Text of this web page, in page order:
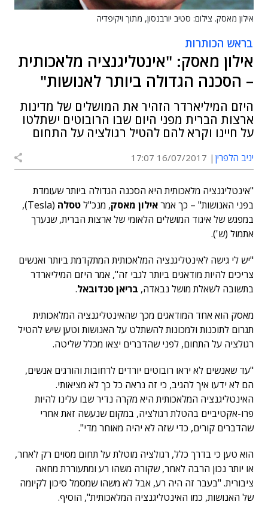
אילון מאסק. צילום: סטיב יורבנסון, מתוך ויקיפדיה
בראש הכותרות
אילון מאסק: "אינטליגנציה מלאכותית
– הסכנה הגדולה ביותר לאנושות"
היזם המיליארדר הזהיר את המושלים של מדינות
ארצות הברית מפני היום שבו הרובוטים ישתלטו
על חיינו וקרא להם להטיל רגולציה על התחום
יניב הלפרין 16/07/2017 17:07
"אינטליגנציה מלאכותית היא הסכנה הגדולה ביותר שעומדת
בפני האנושות" – כך אמראילון מאסק, מנכ"לטסלה
(Tesla),
במפגש של איגוד המושלים הלאומי של ארצות הברית, שנערך
אתמול (ש').
"יש לי גישה לאינטליגנציה המלאכותית המתקדמת ביותר ואנשים
צריכים להיות מודאגים ביותר לגבי זה", אמר היזם המיליארדר
בתשובה לשאלת מושל נבאדה, בריאן סנדובאל.
מאסק הוא אחד המודאגים מכך שהאינטליגנציה המלאכותית
תגרום לתוכנות ולמכונות להשתלט על האנושות וטען שיש להטיל
רגולציה על התחום, לפני שהדברים יצאו מכלל שליטה.
"עד שאנשים לא יראו רובוטים יורדים לרחובות והורגים אנשים,
הם לא ידעו איך להגיב, כי זה נראה כל כך לא מציאותי.
האינטליגנציה המלאכותית היא מקרה נדיר שבו עלינו להיות
פרו-אקטיביים בהטלת רגולציה, במקום שנעשה זאת אחרי
שהדברים קורים, כדי שזה לא יהיה מאוחר מדי".
הוא טען כי בדרך כלל, רגולציה מוטלת על תחום מסוים רק לאחר,
או יותר נכון הרבה לאחר, שקורה משהו רע ומתעוררת מחאה
ציבורית. "בעבר זה היה רע, אבל לא משהו שמסמל סיכון לקיומה
של האנושות, כמו האינטליגנציה המלאכותית", הוסיף.